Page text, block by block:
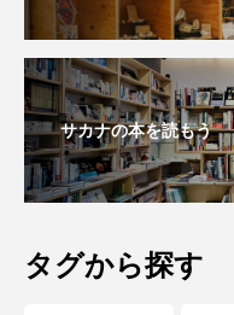
交雑 企画
保全 健康
剥製 動物園
サカナの本を読もう
タグから探す